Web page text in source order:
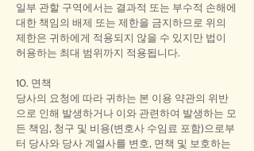
일부 관할 구역에서는 결과적 또는 부수적 손해에
대한 책임의 배제 또는 제한을 금지하므로 위의
제한은 귀하에게 적용되지 않을 수 있지만 법이
허용하는 최대 범위까지 적용됩니다.
10. 면책
당사의 요청에 따라 귀하는 본 이용 약관의 위반
으로 인해 발생하거나 이와 관련하여 발생하는 모
든 책임, 청구 및 비용(변호사 수임료 포함)으로부
터 당사와 당사 계열사를 변호, 면책 및 보호하는